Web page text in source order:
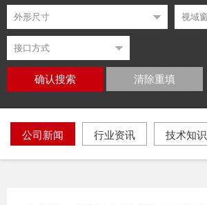
确认搜索 清除重填
公司新闻 行业资讯 技术知识